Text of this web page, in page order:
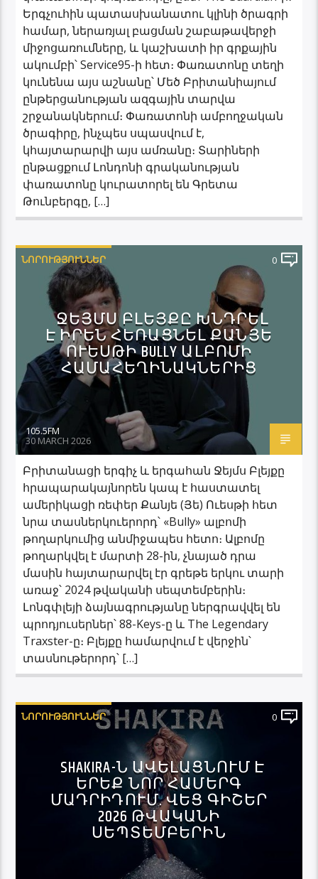
Երգչուհին պատասխանատու կլինի ծրագրի
համար, ներառյալ բացման շաբաթավերջի
միջոցառումները, և կաշխատի իր գրքային
ակումբի՝ Service95-ի հետ։ Փառատոնը տեղի
կունենա այս աշնանը՝ Մեծ Բրիտանիայում
ընթերցանության ազգային տարվա
շրջանակներում։ Փառատոնի ամբողջական
ծրագիրը, ինչպես սպասվում է,
կհայտարարվի այս ամռանը։ Տարիների
ընթացքում Լոնդոնի գրականության
փառատոնը կուրատորել են Գրետա
Թունբերգը, […]
ՆՈՐՈՒԹՅՈՒՆՆԵՐ 0
ՋԵՅՄՍ ԲԼԵՅՔԸ ԽՆԴՐԵԼ
Է ԻՐԵՆ ՀԵՌԱՑՆԵԼ ՔԱՆՅԵ
ՈՒԵՍԹԻ BULLY ԱԼԲՈՄԻ
ՀԱՄԱՀԵՂԻՆԱԿՆԵՐԻՑ
105.5FM
30 MARCH 2026
Բրիտանացի երգիչ և երգահան Ջեյմս Բլեյքը
հրապարակայնորեն կապ է հաստատել
ամերիկացի ռեփեր Քանյե (Յե) Ուեսթի հետ
նրա տասներկուերորդ՝ «Bully» ալբոմի
թողարկումից անմիջապես հետո։ Ալբոմը
թողարկվել է մարտի 28-ին, չնայած դրա
մասին հայտարարվել էր գրեթե երկու տարի
առաջ՝ 2024 թվականի սեպտեմբերին։
Լոնգփլեյի ձայնագրությանը ներգրավվել են
պրոդյուսերներ՝ 88-Keys-ը և The Legendary
Traxster-ը։ Բլեյքը համարվում է վերջին՝
տասնութերորդ՝ […]
ՆՈՐՈՒԹՅՈՒՆՆԵՐ 0
SHAKIRA-Ն ԱՎԵԼԱՑՆՈՒՄ Է
ԵՐԵՔ ՆՈՐ ՀԱՄԵՐԳ
ՄԱԴՐԻԴՈՒՄ. ՎԵՑ ԳԻՇԵՐ
2026 ԹՎԱԿԱՆԻ
ՍԵՊՏԵՄԲԵՐԻՆ